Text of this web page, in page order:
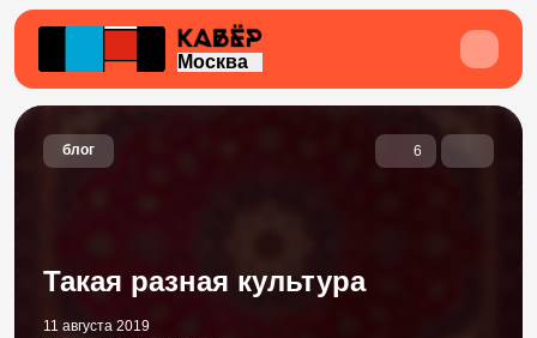
Москва
блог 6
Такая разная культура
11 августа 2019